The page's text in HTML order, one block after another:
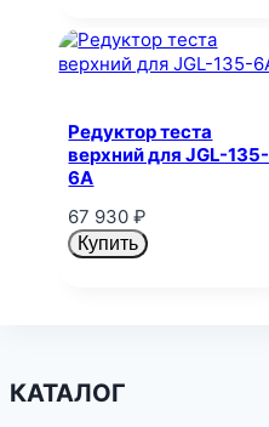
Редуктор теста
верхний для JGL-135-
6A
67 930₽
Купить
КАТАЛОГ